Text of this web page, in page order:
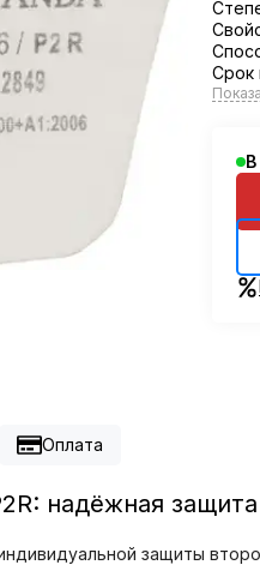
Срок
Оплата
надёжная
защиты